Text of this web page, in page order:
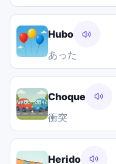
Hubo
あった
Choque
衝突
Herido